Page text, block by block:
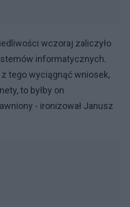
wczoraj zaliczyło
informatycznych.
tego wyciągnąć wniosek,
to byłby on
- ironizował Janusz